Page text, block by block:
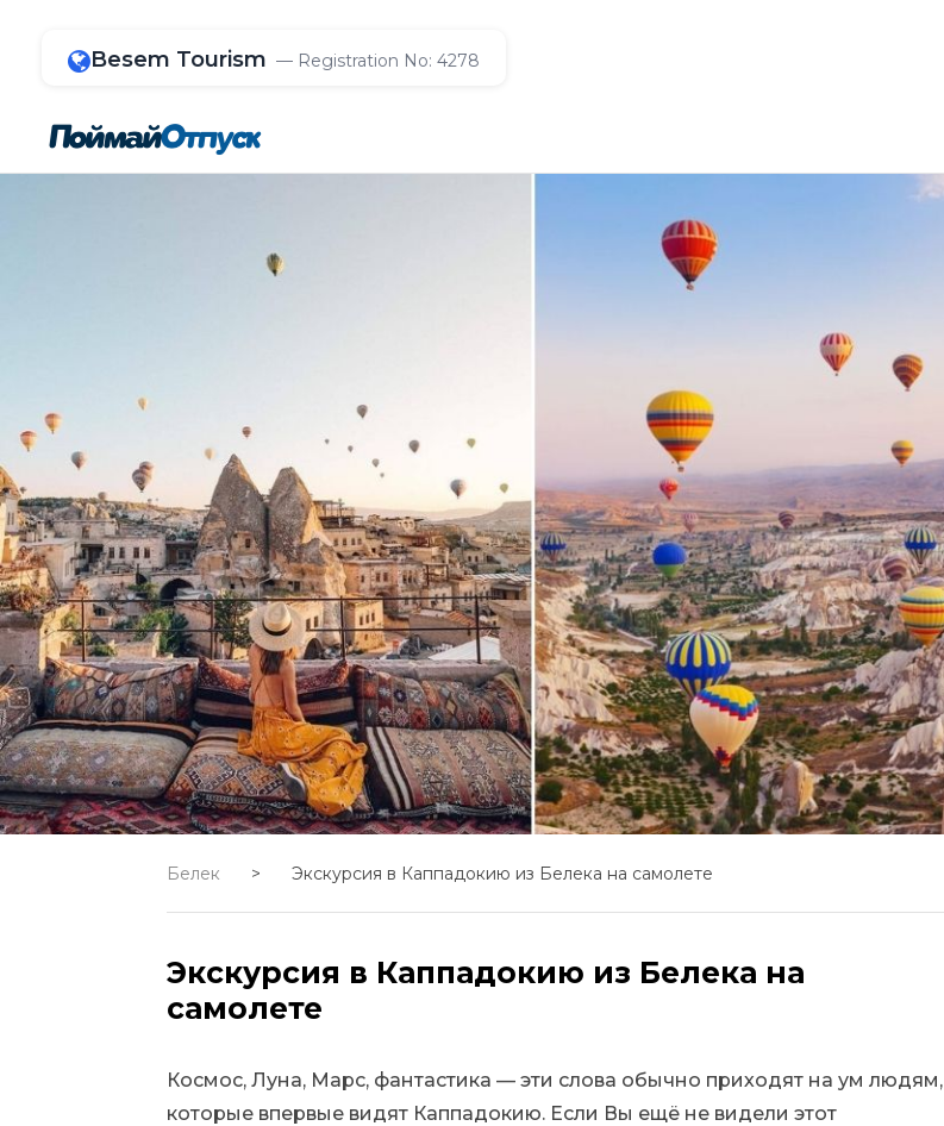
Besem Tourism — Registration No: 4278
Белек > Экскурсия в Каппадокию из Белека на самолете
Экскурсия в Каппадокию из Белека на
самолете
Космос, Луна, Марс, фантастика — эти слова обычно приходят на ум людям,
которые впервые видят Каппадокию. Если Вы ещё не видели этот